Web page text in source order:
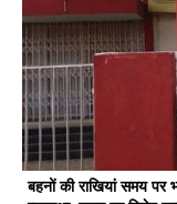
बहनों की राखियां समय पर